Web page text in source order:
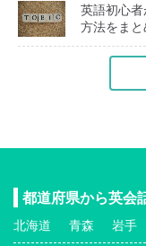
英語初心
方法をまと
都道府県から英会
北海道 青森 岩手